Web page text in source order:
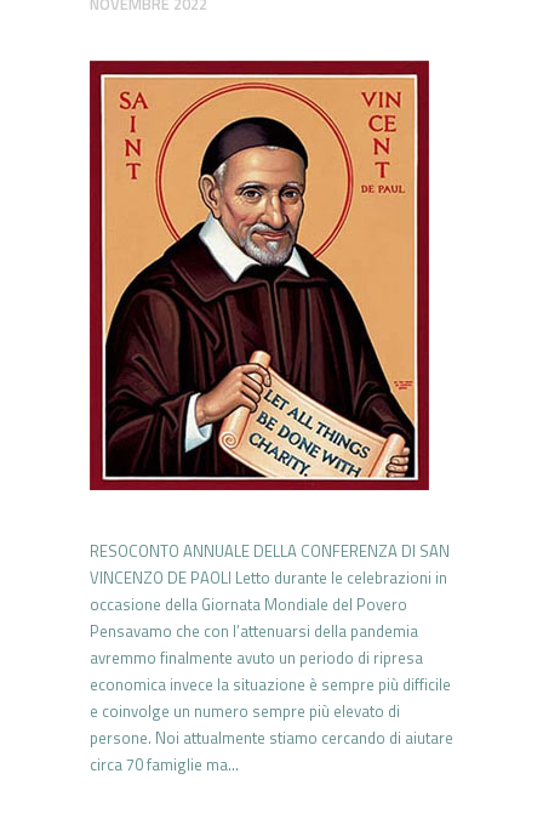
RESOCONTO ANNUALE DELLA CONFERENZA DI SAN
VINCENZO DE PAOLI Letto durante le celebrazioni in
occasione della Giornata Mondiale del Povero
Pensavamo che con l’attenuarsi della pandemia
avremmo finalmente avuto un periodo di ripresa
economica invece la situazione è sempre più difficile
e coinvolge un numero sempre più elevato di
persone. Noi attualmente stiamo cercando di aiutare
circa 70 famiglie ma…